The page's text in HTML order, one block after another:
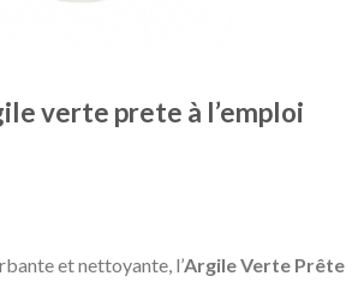
verte prete à l’emploi
et nettoyante, l’Argile Verte Prête